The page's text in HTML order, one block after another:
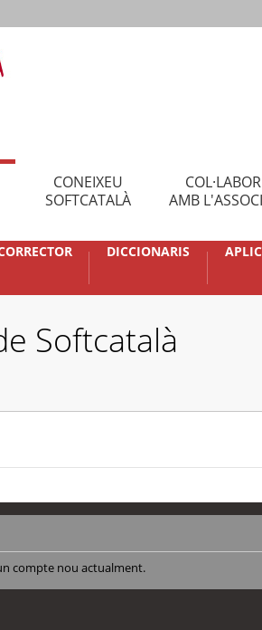
CONEIXEU
SOFTCATALÀ
AMB
DICCIONARIS
Softcatalà
compte nou actualment.